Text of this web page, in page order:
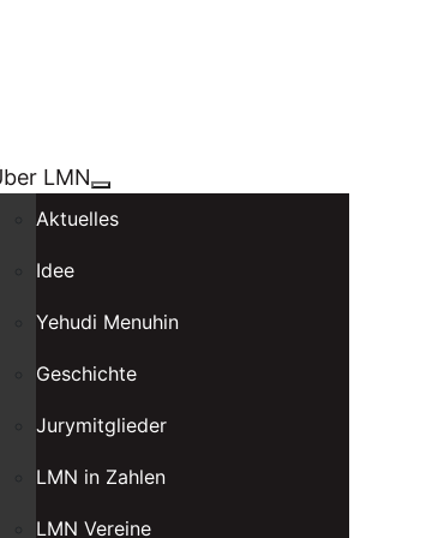
LMN
Aktuelles
Idee
Yehudi Menuhin
Geschichte
Jurymitglieder
LMN in Zahlen
LMN Vereine